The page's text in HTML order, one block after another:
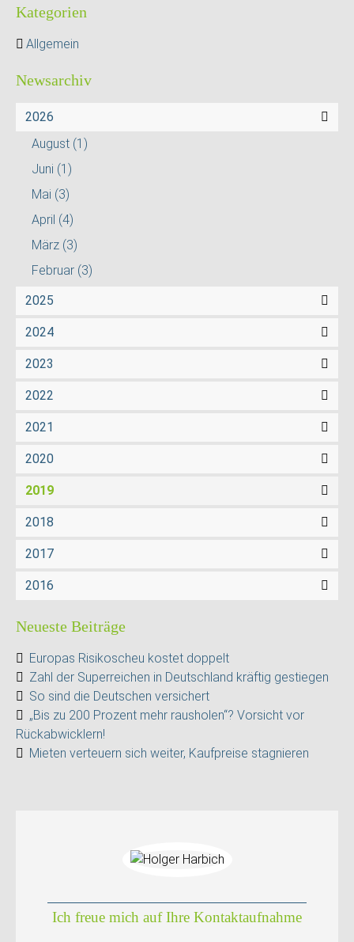
Kategorien
Allgemein
Newsarchiv
2026
August (1)
Juni (1)
Mai (3)
April (4)
März (3)
Februar (3)
2025
2024
2023
2022
2021
2020
2019
2018
2017
2016
Neueste Beiträge
Europas Risikoscheu kostet doppelt
Zahl der Superreichen in Deutschland kräftig gestiegen
So sind die Deutschen versichert
„Bis zu 200 Prozent mehr rausholen“? Vorsicht vor
Rückabwicklern!
Mieten verteuern sich weiter, Kaufpreise stagnieren
Ich freue mich auf Ihre Kontaktaufnahme